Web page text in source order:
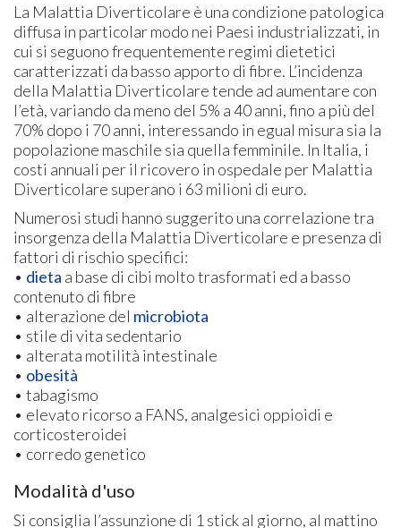
La Malattia Diverticolare è una condizione patologica
diffusa in particolar modo nei Paesi industrializzati, in
cui si seguono frequentemente regimi dietetici
caratterizzati da basso apporto di fibre. L’incidenza
della Malattia Diverticolare tende ad aumentare con
l’età, variando da meno del 5% a 40 anni, fino a più del
70% dopo i 70 anni, interessando in egual misura sia la
popolazione maschile sia quella femminile. In Italia, i
costi annuali per il ricovero in ospedale per Malattia
Diverticolare superano i 63 milioni di euro.
Numerosi studi hanno suggerito una correlazione tra
insorgenza della Malattia Diverticolare e presenza di
fattori di rischio specifici:
• dieta a base di cibi molto trasformati ed a basso
contenuto di fibre
• alterazione del microbiota
• stile di vita sedentario
• alterata motilità intestinale
• obesità
• tabagismo
• elevato ricorso a FANS, analgesici oppioidi e
corticosteroidei
• corredo genetico
Modalità d'uso
Si consiglia l’assunzione di 1 stick al giorno, al mattino